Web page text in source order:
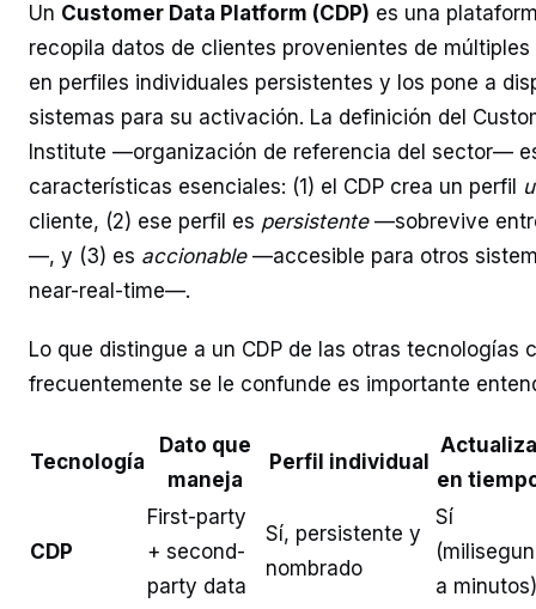
Un Customer Data Platform (CDP) es una
recopila datos de clientes provenientes de
en perfiles individuales persistentes y los pone a
sistemas para su activación. La definición del
Institute —organización de referencia del sector—
características esenciales: (1) el CDP crea un perfil
cliente, (2) ese perfil es persistente—sobrevive
—, y (3) es accionable—accesible para otros
near-real-time—.
Lo que distingue a un CDP de las otras tecnologías
frecuentemente se le confunde es importante
Tecnología
Dato que
maneja
Perfil individual
en
CDP
First-party
+ second-
party data
Sí, persistente y
nombrado
Sí
a minutos)